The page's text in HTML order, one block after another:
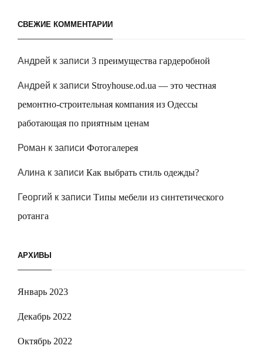
СВЕЖИЕ КОММЕНТАРИИ
Андрей к записи 3 преимущества гардеробной
Андрей к записи Stroyhouse.od.ua — это честная
ремонтно-строительная компания из Одессы
работающая по приятным ценам
Роман к записи Фотогалерея
Алина к записи Как выбрать стиль одежды?
Георгий к записи Типы мебели из синтетического
ротанга
АРХИВЫ
Январь 2023
Декабрь 2022
Октябрь 2022